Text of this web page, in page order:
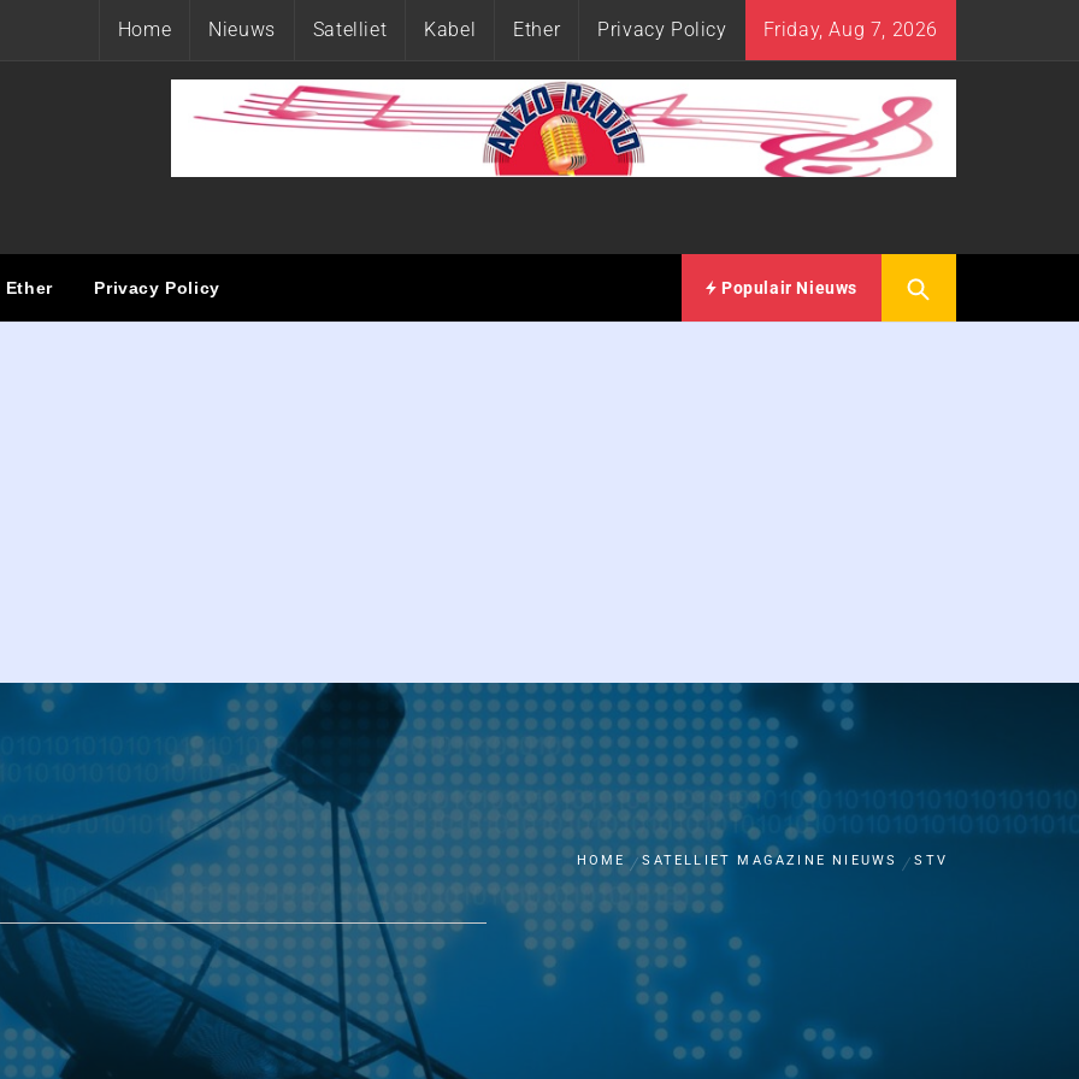
Home Nieuws Satelliet Kabel Ether Privacy Policy Friday, Aug 7, 2026
Ether Privacy Policy Populair Nieuws
HOME SATELLIET MAGAZINE NIEUWS STV